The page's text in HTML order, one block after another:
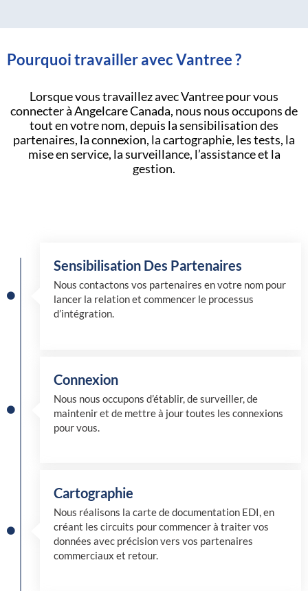
Pourquoi travailler avec Vantree ?
Lorsque vous travaillez avec Vantree pour vous
connecter à Angelcare Canada, nous nous occupons de
tout en votre nom, depuis la sensibilisation des
partenaires, la connexion, la cartographie, les tests, la
mise en service, la surveillance, l’assistance et la
gestion.
Sensibilisation Des Partenaires
Nous contactons vos partenaires en votre nom pour
lancer la relation et commencer le processus
d’intégration.
Connexion
Nous nous occupons d’établir, de surveiller, de
maintenir et de mettre à jour toutes les connexions
pour vous.
Cartographie
Nous réalisons la carte de documentation EDI, en
créant les circuits pour commencer à traiter vos
données avec précision vers vos partenaires
commerciaux et retour.